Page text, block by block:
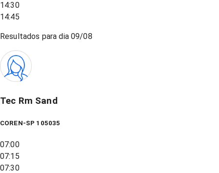
14:30
14:45
Resultados para dia09/08
Tec Rm Sand
COREN-SP 105035
07:00
07:15
07:30